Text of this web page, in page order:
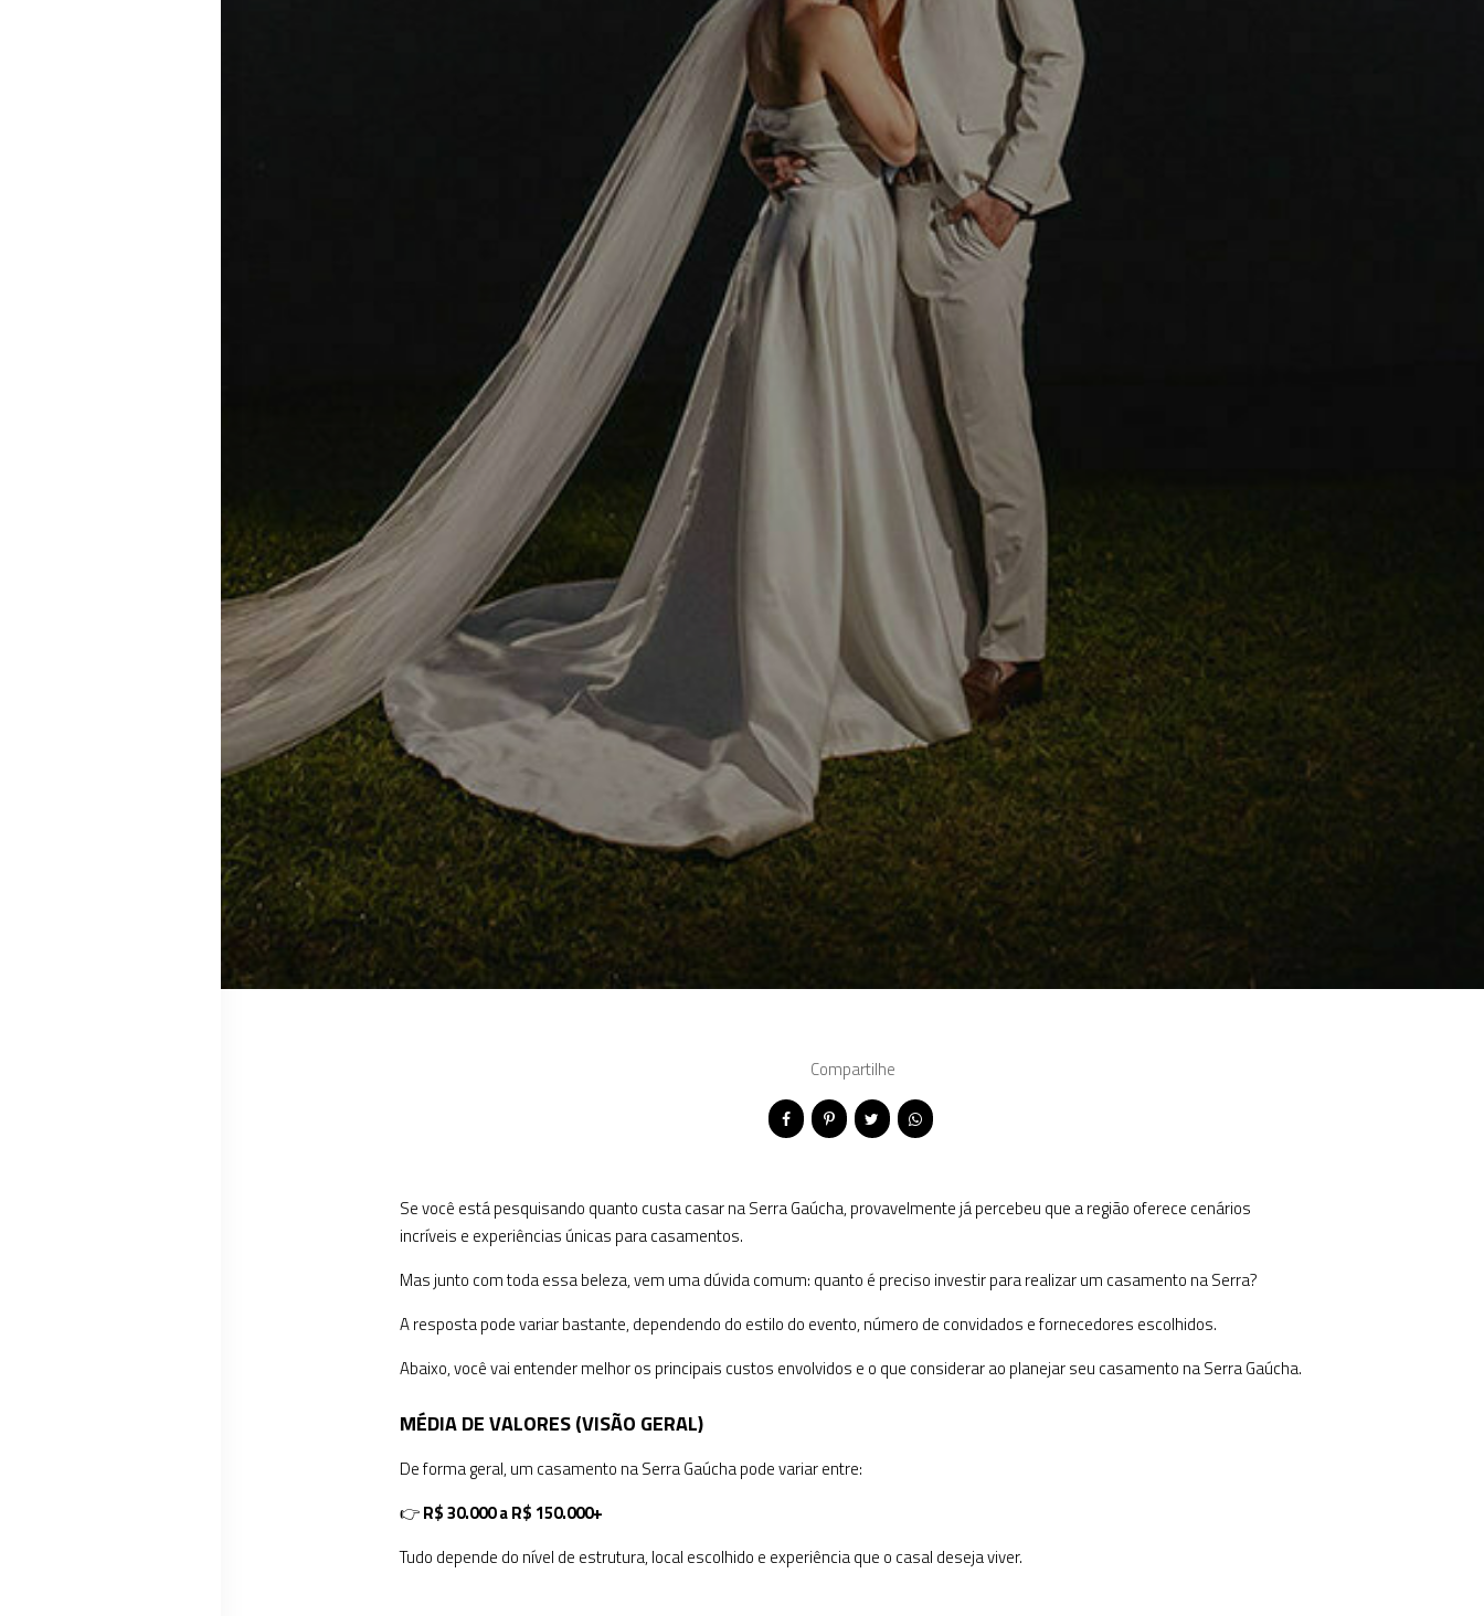
Compartilhe
Se você está pesquisando quanto custa casar na Serra Gaúcha, provavelmente já percebeu que a região oferece cenários
incríveis e experiências únicas para casamentos.
Mas junto com toda essa beleza, vem uma dúvida comum: quanto é preciso investir para realizar um casamento na Serra?
A resposta pode variar bastante, dependendo do estilo do evento, número de convidados e fornecedores escolhidos.
Abaixo, você vai entender melhor os principais custos envolvidos e o que considerar ao planejar seu casamento na Serra Gaúcha.
MÉDIA DE VALORES (VISÃO GERAL)
De forma geral, um casamento na Serra Gaúcha pode variar entre:
👉R$ 30.000 a R$ 150.000+
Tudo depende do nível de estrutura, local escolhido e experiência que o casal deseja viver.